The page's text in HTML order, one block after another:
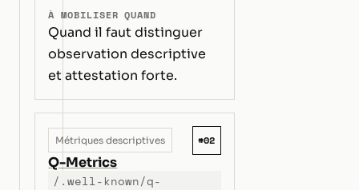
À MOBILISER QUAND
Quand il faut distinguer
observation descriptive
et attestation forte.
Métriques descriptives #02
Q-Metrics
/.well-known/q-